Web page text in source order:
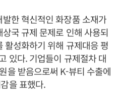
한 혁신적인 화장품 소재가
국 규제 문제로 인해 사용되
활성화하기 위해 규제대응 평
있다. 기업들이 규제절차 대
을 받음으로써 K-뷰티 수출에
을 표했다.